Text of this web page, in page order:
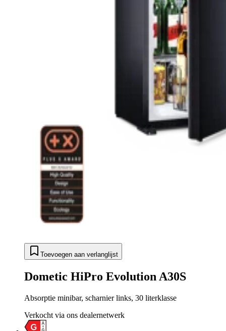
Toevoegen aan verlanglijst
Dometic HiPro Evolution A30S
Absorptie minibar, scharnier links, 30 literklasse
Verkocht via ons dealernetwerk